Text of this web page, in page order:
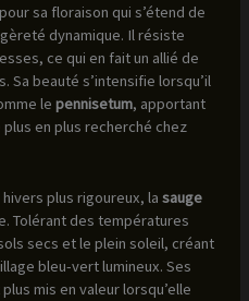
sa floraison qui s’étend de
dynamique. Il résiste
ce qui en fait un allié de
Sa beauté s’intensifie lorsqu’il
le pennisetum, apportant
en plus recherché chez
plus rigoureux, la sauge
Tolérant des températures
secs et le plein soleil, créant
bleu-vert lumineux. Ses
mis en valeur lorsqu’elle